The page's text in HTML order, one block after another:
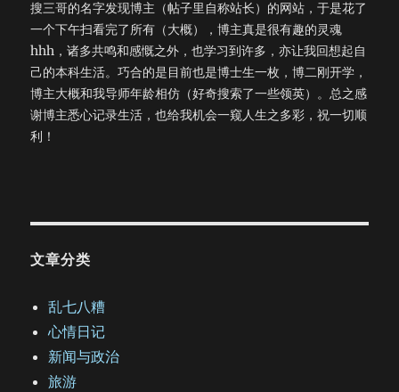
搜三哥的名字发现博主（帖子里自称站长）的网站，于是花了
一个下午扫看完了所有（大概），博主真是很有趣的灵魂
hhh，诸多共鸣和感慨之外，也学习到许多，亦让我回想起自
己的本科生活。巧合的是目前也是博士生一枚，博二刚开学，
博主大概和我导师年龄相仿（好奇搜索了一些领英）。总之感
谢博主悉心记录生活，也给我机会一窥人生之多彩，祝一切顺
利！
文章分类
乱七八糟
心情日记
新闻与政治
旅游